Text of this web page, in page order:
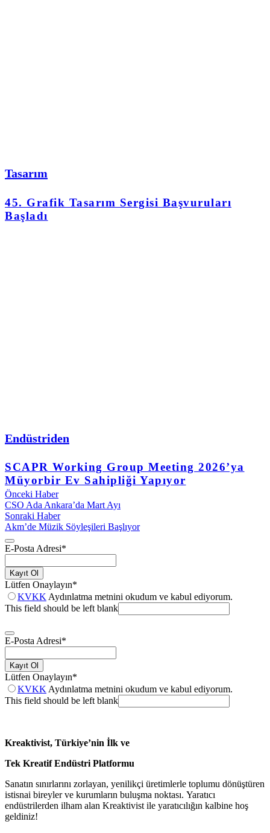
Tasarım
45. Grafik Tasarım Sergisi Başvuruları
Başladı
Endüstriden
SCAPR Working Group Meeting 2026’ya
Müyorbir Ev Sahipliği Yapıyor
Önceki Haber
CSO Ada Ankara’da Mart Ayı
Sonraki Haber
Akm’de Müzik Söyleşileri Başlıyor
E-Posta Adresi*
Kayıt Ol
Lütfen Onaylayın*
KVKKAydınlatma metnini okudum ve kabul ediyorum.
This field should be left blank
E-Posta Adresi*
Kayıt Ol
Lütfen Onaylayın*
KVKKAydınlatma metnini okudum ve kabul ediyorum.
This field should be left blank
Kreaktivist, Türkiye’nin İlk ve
Tek Kreatif Endüstri Platformu
Sanatın sınırlarını zorlayan, yenilikçi üretimlerle toplumu dönüştüren
istisnai bireyler ve kurumların buluşma noktası. Yaratıcı
endüstrilerden ilham alan Kreaktivist ile yaratıcılığın kalbine hoş
geldiniz!